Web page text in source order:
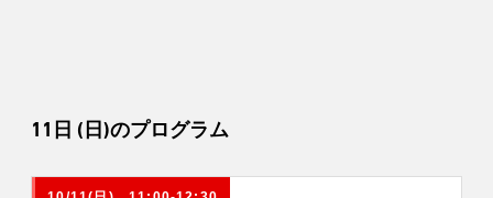
11日 (日)のプログラム